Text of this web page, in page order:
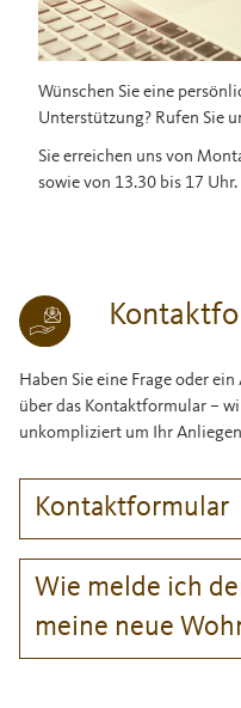
Wünschen Sie eine
Unterstützung? Rufen Sie
Sie erreichen uns von
sowie von 13.30 bis 17 Uhr.
Haben Sie eine Frage oder
über das Kontaktformular –
unkompliziert um Ihr
Kontaktformular
Wie melde ich
meine neue